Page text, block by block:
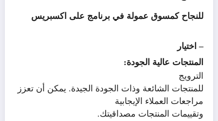
للنجاح كمسوق عمولة في برنامج على اكسبريس
– اختيار
المنتجات عالية الجودة:
الترويج
للمنتجات الشائعة وذات الجودة الجيدة. يمكن أن تعزز
مراجعات العملاء الإيجابية
وتقييمات المنتجات مصداقيتك.